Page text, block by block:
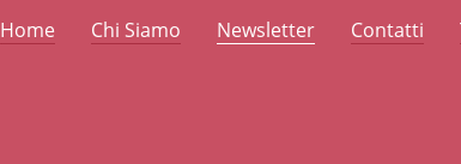
Home Chi Siamo Newsletter Contatti